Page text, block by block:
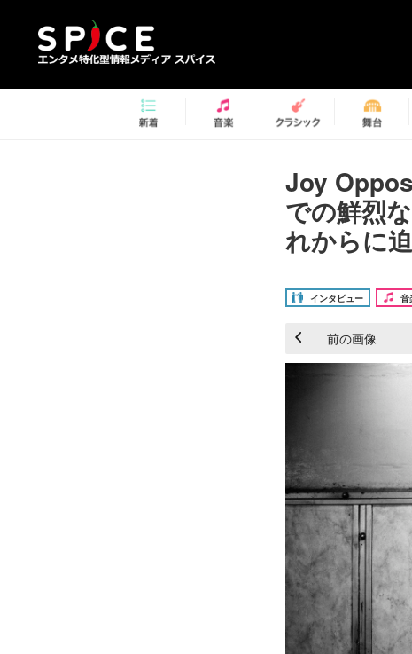
Joy
での鮮烈
れからに
インタビュー 音
前の画像